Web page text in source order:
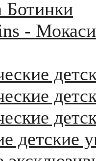
Ботинки
-
детские